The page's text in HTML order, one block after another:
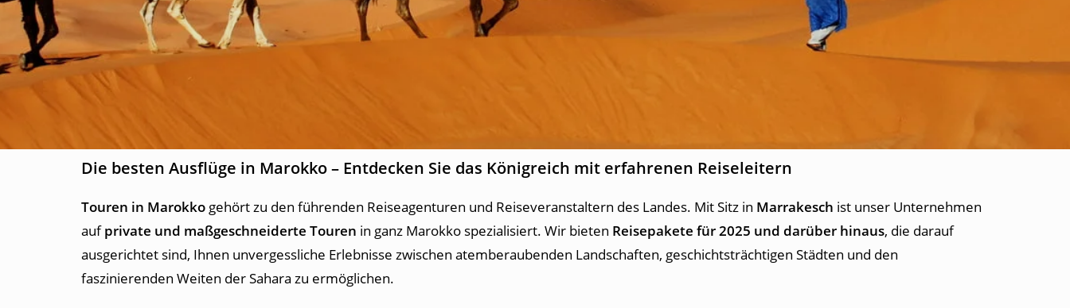
Die besten Ausflüge in Marokko – Entdecken Sie das Königreich mit erfahrenen Reiseleitern
Touren in Marokko gehört zu den führenden Reiseagenturen und Reiseveranstaltern des Landes. Mit Sitz in Marrakesch ist unser Unternehmen
aufprivate und maßgeschneiderte Touren in ganz Marokko spezialisiert. Wir bieten Reisepakete für 2025 und darüber hinaus, die darauf
ausgerichtet sind, Ihnen unvergessliche Erlebnisse zwischen atemberaubenden Landschaften, geschichtsträchtigen Städten und den
faszinierenden Weiten der Sahara zu ermöglichen.